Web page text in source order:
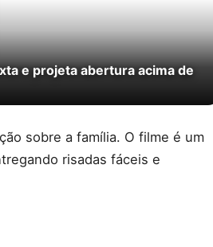
e projeta abertura acima de
sobre a família. O filme é um
risadas fáceis e